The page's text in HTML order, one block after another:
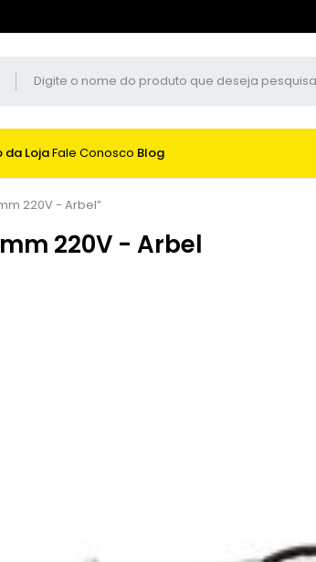
da LojaFale Conosco Blog
220V - Arbel
220V - Arbel”